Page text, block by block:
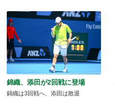
錦織、添田が2回戦に登場
錦織は3回戦へ、添田は敗退